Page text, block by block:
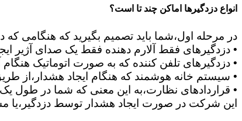
انواع دزدگیرها اماکن چند تا است؟
در مرحله اول،شما باید تصمیم بگیرید که هنگامی
• دزدگیرهای فقط آلارم دهنده فقط یک صدای آژیر
• دزدگیرهای تلفن کننده که به صورت اتوماتیک
• سیستم خانه هوشمند که هنگام ایجاد هشدار،از
• قراردادهای نظارت،به این معنی که شما در طول یک
این شرکت در صورت ایجاد هشدار توسط دزدگیر،یا